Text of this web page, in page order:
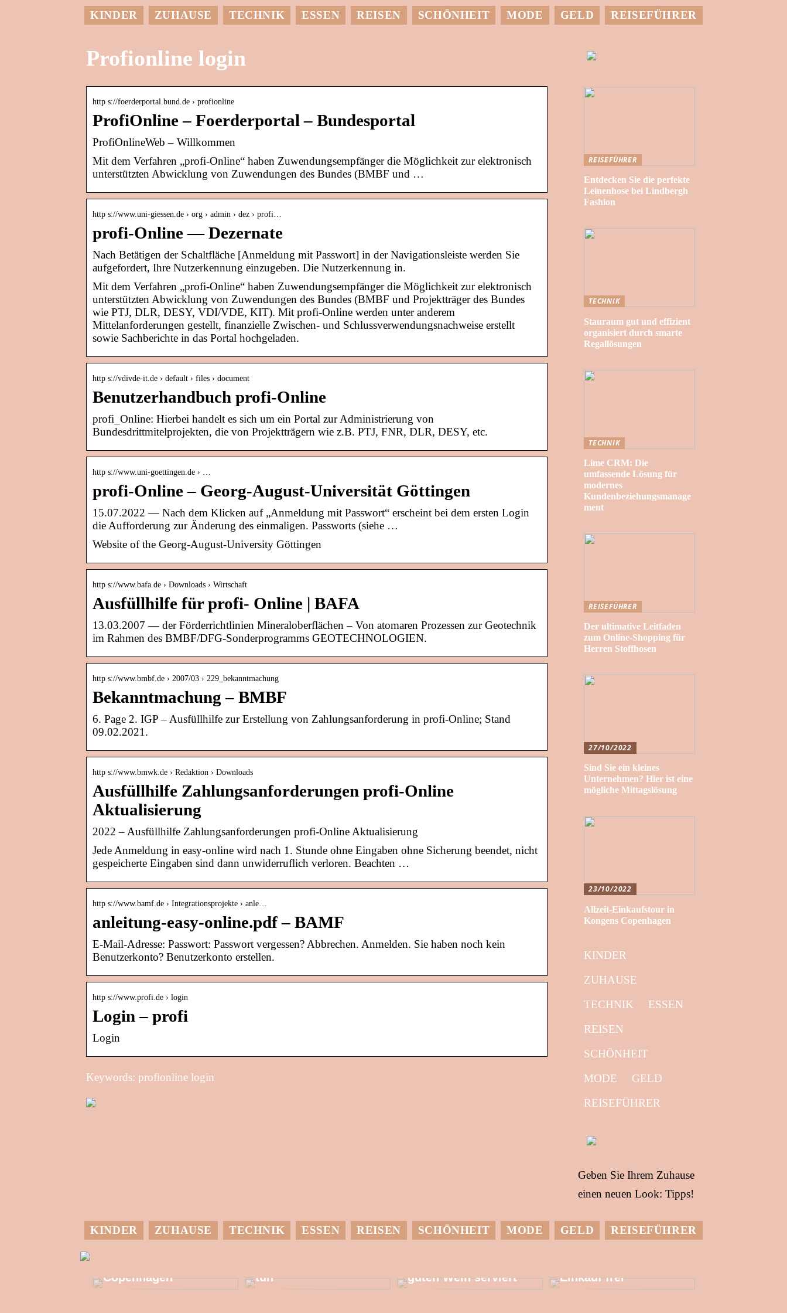
KINDER ZUHAUSE TECHNIK ESSEN REISEN SCHÖNHEIT MODE GELD REISEFÜHRER
Profionline login
http s://foerderportal.bund.de › profionline
ProfiOnline – Foerderportal – Bundesportal
ProfiOnlineWeb – Willkommen
Mit dem Verfahren „profi-Online“ haben Zuwendungsempfänger die Möglichkeit zur elektronisch
unterstützten Abwicklung von Zuwendungen des Bundes (BMBF und …
http s://www.uni-giessen.de › org › admin › dez › profi…
profi-Online — Dezernate
Nach Betätigen der Schaltfläche [Anmeldung mit Passwort] in der Navigationsleiste werden Sie
aufgefordert, Ihre Nutzerkennung einzugeben. Die Nutzerkennung in.
Mit dem Verfahren „profi-Online“ haben Zuwendungsempfänger die Möglichkeit zur elektronisch
unterstützten Abwicklung von Zuwendungen des Bundes (BMBF und Projektträger des Bundes
wie PTJ, DLR, DESY, VDI/VDE, KIT). Mit profi-Online werden unter anderem
Mittelanforderungen gestellt, finanzielle Zwischen- und Schlussverwendungsnachweise erstellt
sowie Sachberichte in das Portal hochgeladen.
http s://vdivde-it.de › default › files › document
Benutzerhandbuch profi-Online
profi_Online: Hierbei handelt es sich um ein Portal zur Administrierung von
Bundesdrittmitelprojekten, die von Projektträgern wie z.B. PTJ, FNR, DLR, DESY, etc.
http s://www.uni-goettingen.de › …
profi-Online – Georg-August-Universität Göttingen
15.07.2022 — Nach dem Klicken auf „Anmeldung mit Passwort“ erscheint bei dem ersten Login
die Aufforderung zur Änderung des einmaligen. Passworts (siehe …
Website of the Georg-August-University Göttingen
http s://www.bafa.de › Downloads › Wirtschaft
Ausfüllhilfe für profi- Online | BAFA
13.03.2007 — der Förderrichtlinien Mineraloberflächen – Von atomaren Prozessen zur Geotechnik
im Rahmen des BMBF/DFG-Sonderprogramms GEOTECHNOLOGIEN.
http s://www.bmbf.de › 2007/03 › 229_bekanntmachung
Bekanntmachung – BMBF
6. Page 2. IGP – Ausfüllhilfe zur Erstellung von Zahlungsanforderung in profi-Online; Stand
09.02.2021.
http s://www.bmwk.de › Redaktion › Downloads
Ausfüllhilfe Zahlungsanforderungen profi-Online
Aktualisierung
2022 – Ausfüllhilfe Zahlungsanforderungen profi-Online Aktualisierung
Jede Anmeldung in easy-online wird nach 1. Stunde ohne Eingaben ohne Sicherung beendet, nicht
gespeicherte Eingaben sind dann unwiderruflich verloren. Beachten …
http s://www.bamf.de › Integrationsprojekte › anle…
anleitung-easy-online.pdf – BAMF
E-Mail-Adresse: Passwort: Passwort vergessen? Abbrechen. Anmelden. Sie haben noch kein
Benutzerkonto? Benutzerkonto erstellen.
http s://www.profi.de › login
Login – profi
Login
Keywords: profionline login
REISEFÜHRER
Entdecken Sie die perfekte
Leinenhose bei Lindbergh
Fashion
TECHNIK
Stauraum gut und effizient
organisiert durch smarte
Regallösungen
TECHNIK
Lime CRM: Die
umfassende Lösung für
modernes
Kundenbeziehungsmanage
ment
REISEFÜHRER
Der ultimative Leitfaden
zum Online-Shopping für
Herren Stoffhosen
27/10/2022
Sind Sie ein kleines
Unternehmen? Hier ist eine
mögliche Mittagslösung
23/10/2022
Allzeit-Einkaufstour in
Kongens Copenhagen
KINDER
ZUHAUSE
TECHNIK
ESSEN
REISEN
SCHÖNHEIT
MODE
GELD
REISEFÜHRER
Geben Sie Ihrem Zuhause
einen neuen Look: Tipps!
KINDER ZUHAUSE TECHNIK ESSEN REISEN SCHÖNHEIT MODE GELD REISEFÜHRER
Copenhagen
Mit einer
tun
Dessen muss man
guten Wein serviert
Setzen Sie mehr
Einkauf frei